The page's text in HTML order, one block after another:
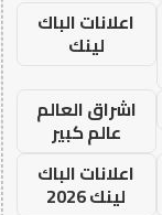
اعلانات الباك
لينك
اشراق العالم
عالم كبير
اعلانات الباك
لينك 2026